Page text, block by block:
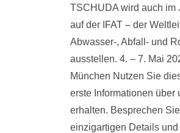
TSCHUDA wird auch im
auf der IFAT – der
Abwasser-, Abfall- und
ausstellen. 4. – 7. Mai
München Nutzen Sie
erste Informationen über
erhalten. Besprechen
einzigartigen Details